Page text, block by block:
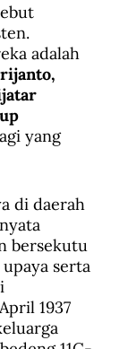
adalah
yang
di daerah
bersekutu
serta
1937